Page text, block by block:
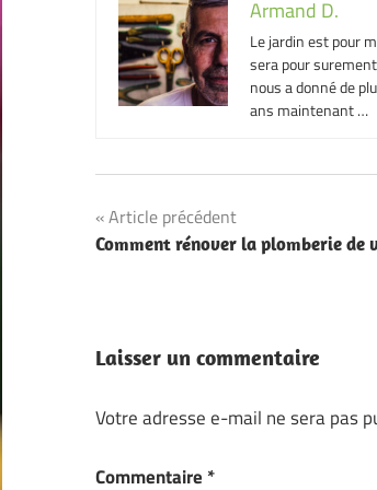
Armand D.
Le jardin est pour
sera pour
nous a donné de
ans maintenant …
Navigation
de
Article précédent
Comment rénover la plomberie de
Laisser un commentaire
Votre adresse e-mail ne sera pas
Commentaire *